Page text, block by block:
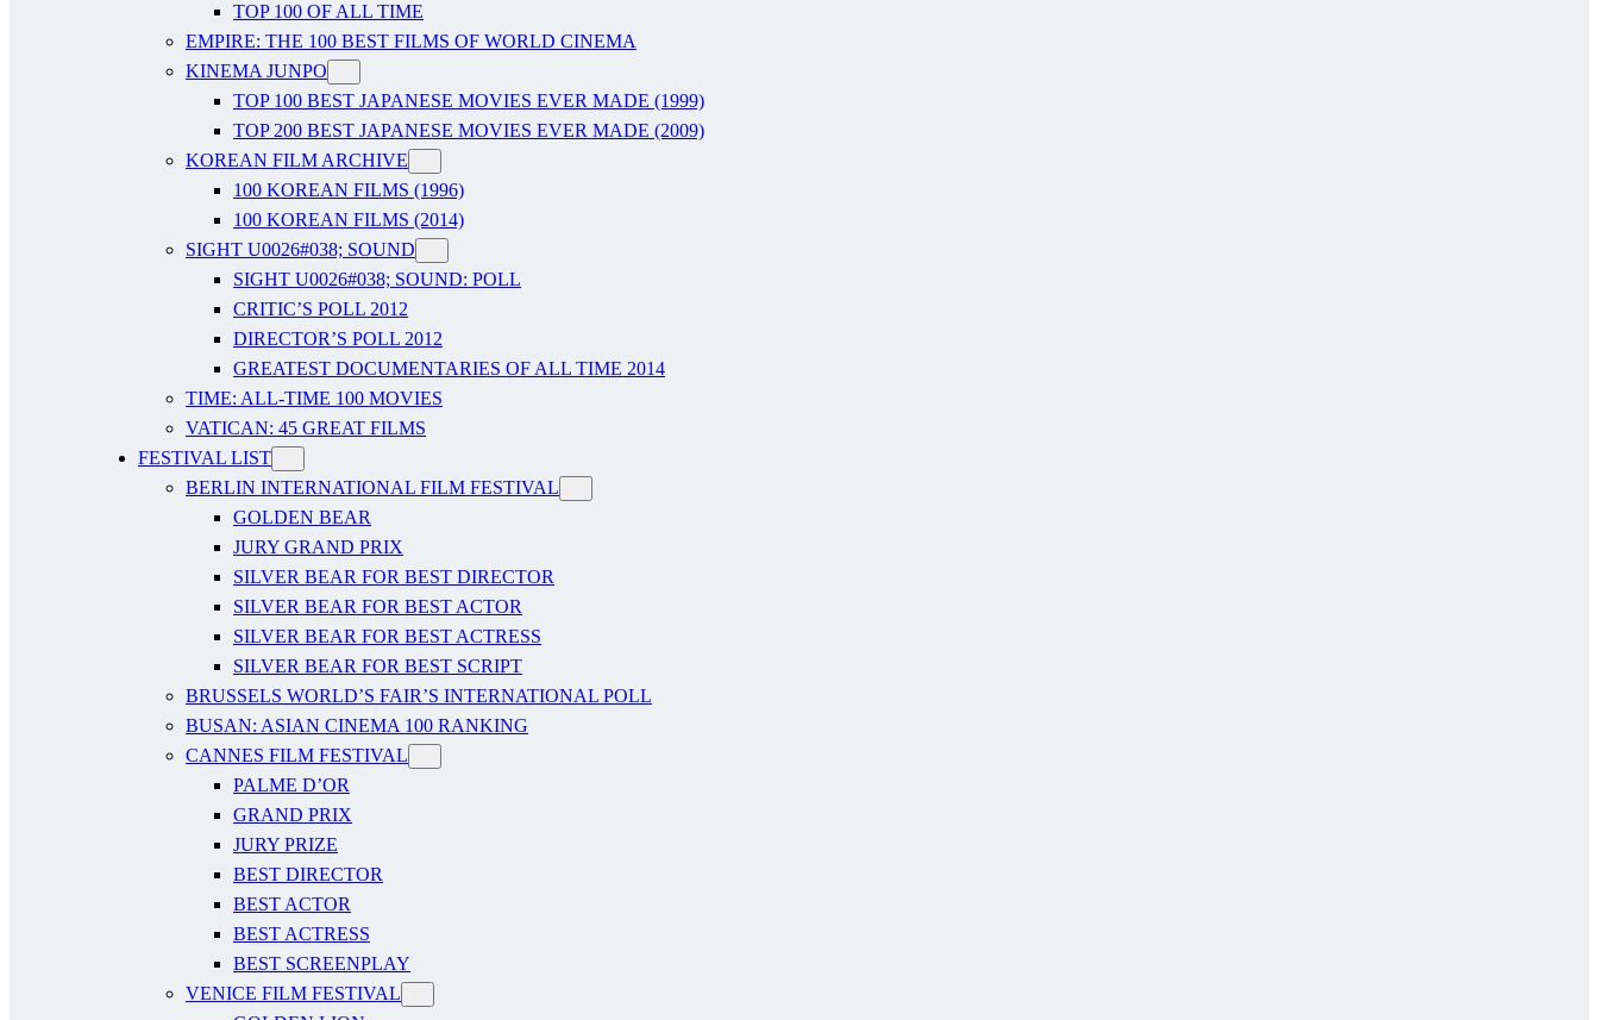
TOP 100 OF ALL TIME
EMPIRE: THE 100 BEST FILMS OF WORLD CINEMA
KINEMA JUNPO
TOP 100 BEST JAPANESE MOVIES EVER MADE (1999)
TOP 200 BEST JAPANESE MOVIES EVER MADE (2009)
KOREAN FILM ARCHIVE
100 KOREAN FILMS (1996)
100 KOREAN FILMS (2014)
SIGHT U0026#038; SOUND
SIGHT U0026#038; SOUND: POLL
CRITIC’S POLL 2012
DIRECTOR’S POLL 2012
GREATEST DOCUMENTARIES OF ALL TIME 2014
TIME: ALL-TIME 100 MOVIES
VATICAN: 45 GREAT FILMS
FESTIVAL LIST
BERLIN INTERNATIONAL FILM FESTIVAL
GOLDEN BEAR
JURY GRAND PRIX
SILVER BEAR FOR BEST DIRECTOR
SILVER BEAR FOR BEST ACTOR
SILVER BEAR FOR BEST ACTRESS
SILVER BEAR FOR BEST SCRIPT
BRUSSELS WORLD’S FAIR’S INTERNATIONAL POLL
BUSAN: ASIAN CINEMA 100 RANKING
CANNES FILM FESTIVAL
PALME D’OR
GRAND PRIX
JURY PRIZE
BEST DIRECTOR
BEST ACTOR
BEST ACTRESS
BEST SCREENPLAY
VENICE FILM FESTIVAL